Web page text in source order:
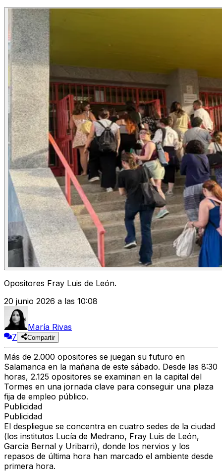
Opositores Fray Luis de León.
20 junio 2026 a las 10:08
María Rivas
7
Compartir
Más de 2.000 opositores se juegan su futuro en
Salamanca en la mañana de este sábado. Desde las 8:30
horas, 2.125 opositores se examinan en la capital del
Tormes en una jornada clave para conseguir una plaza
fija de empleo público.
Publicidad
Publicidad
El despliegue se concentra en cuatro sedes de la ciudad
(los institutos Lucía de Medrano, Fray Luis de León,
García Bernal y Uribarri), donde los nervios y los
repasos de última hora han marcado el ambiente desde
primera hora.